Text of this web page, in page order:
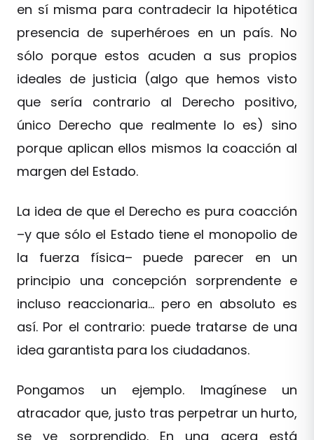
en sí misma para contradecir la hipotética
presencia de superhéroes en un país. No
sólo porque estos acuden a sus propios
ideales de justicia (algo que hemos visto
que sería contrario al Derecho positivo,
único Derecho que realmente lo es) sino
porque aplican ellos mismos la coacción al
margen del Estado.
La idea de que el Derecho es pura coacción
–y que sólo el Estado tiene el monopolio de
la fuerza física– puede parecer en un
principio una concepción sorprendente e
incluso reaccionaria… pero en absoluto es
así. Por el contrario: puede tratarse de una
idea garantista para los ciudadanos.
Pongamos un ejemplo. Imagínese un
atracador que, justo tras perpetrar un hurto,
se ve sorprendido. En una acera está